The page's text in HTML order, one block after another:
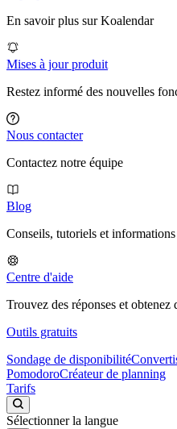
En savoir plus sur Koalendar
Mises à jour produit
Restez informé des nouvelles
Nous contacter
Contactez notre équipe
Blog
Conseils, tutoriels et
Centre d'aide
Trouvez des réponses et obtenez
Outils gratuits
Sondage de disponibilité
PomodoroCréateur de planning
Tarifs
Sélectionner la langue